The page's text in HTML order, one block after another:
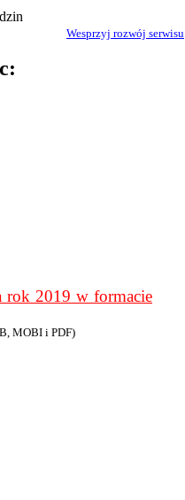
Wesprzyj rozwój serwisu
2019 w formacie
MOBI i PDF)